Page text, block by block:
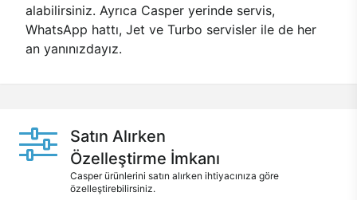
alabilirsiniz. Ayrıca Casper yerinde servis,
WhatsApp hattı, Jet ve Turbo servisler ile de her
an yanınızdayız.
Satın Alırken
Özelleştirme İmkanı
Casper ürünlerini satın alırken ihtiyacınıza göre
özelleştirebilirsiniz.